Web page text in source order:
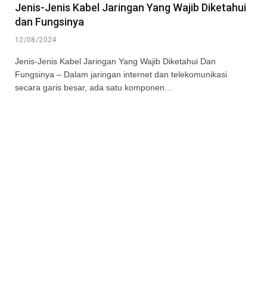
Jenis-Jenis Kabel Jaringan Yang Wajib Diketahui
dan Fungsinya
12/08/2024
Jenis-Jenis Kabel Jaringan Yang Wajib Diketahui Dan
Fungsinya – Dalam jaringan internet dan telekomunikasi
secara garis besar, ada satu komponen…